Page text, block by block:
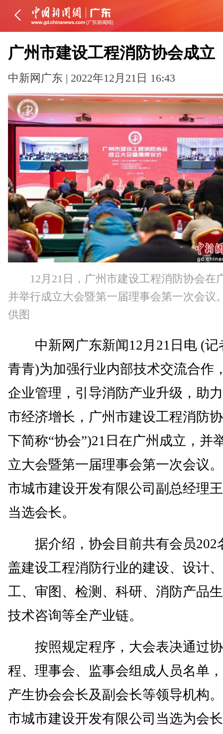
广州市建设工程消防协会成立
中新网广东 | 2022年12月21日 16:43
12月21日，广州市建设工程消防协会在
并举行成立大会暨第一届理事会第一次会议
供图
中新网广东新闻12月21日电 (记
青青)为加强行业内部技术交流合作
企业管理，引导消防产业升级，助
市经济增长，广州市建设工程消防
下简称“协会”)21日在广州成立，并
立大会暨第一届理事会第一次会议
市城市建设开发有限公司副总经理
当选会长。
据介绍，协会目前共有会员202
盖建设工程消防行业的建设、设计
工、审图、检测、科研、消防产品
技术咨询等全产业链。
按照规定程序，大会表决通过
程、理事会、监事会组成人员名单
产生协会会长及副会长等领导机构
市城市建设开发有限公司当选为会